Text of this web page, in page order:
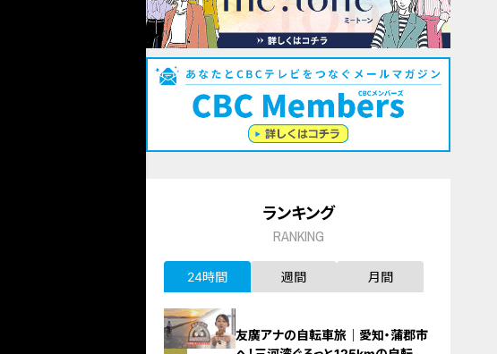
ランキング
RANKING
24時間 週間 月間
友廣アナの自転車旅｜愛知・蒲郡市